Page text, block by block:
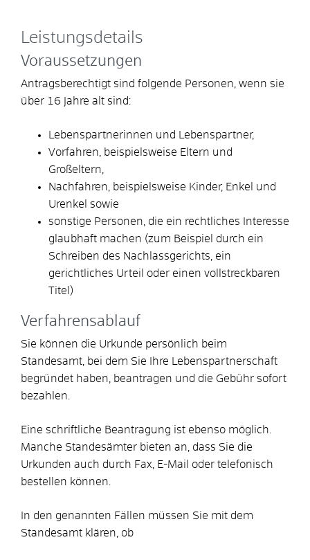
Leistungsdetails
Voraussetzungen
Antragsberechtigt sind folgende Personen, wenn sie
über 16 Jahre alt sind:
Lebenspartnerinnen und Lebenspartner,
Vorfahren,
beispielsweise Eltern und
Großeltern,
Nachfahren,
beispielsweise Kinder, Enkel und
Urenkel sowie
sonstige Personen, die ein rechtliches Interesse
glaubhaft machen (zum Beispiel durch ein
Schreiben des Nachlassgerichts, ein
gerichtliches Urteil oder einen vollstreckbaren
Titel)
Verfahrensablauf
Sie können die Urkunde persönlich beim
Standesamt, bei dem Sie Ihre Lebenspartnerschaft
begründet haben, beantragen und die Gebühr sofort
bezahlen.
Eine schriftliche Beantragung ist ebenso möglich.
Manche Standesämter bieten an, dass Sie die
Urkunden auch durch Fax, E-Mail oder telefonisch
bestellen können.
In den genannten Fällen müssen Sie mit dem
Standesamt klären, ob